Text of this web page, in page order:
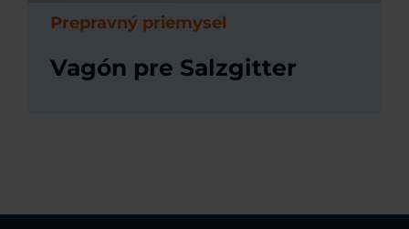
Prepravný priemysel
Vagón pre Salzgitter